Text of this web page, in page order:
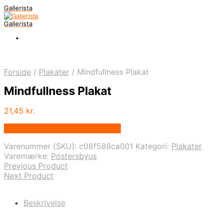
Gallerista
Gallerista
Forside / Plakater / Mindfullness Plakat
Mindfullness Plakat
21,45 kr.
Varenummer (SKU): c08f588ca001 Kategori: Plakater
Varemærke: Postersbyus
Previous Product
Next Product
Beskrivelse